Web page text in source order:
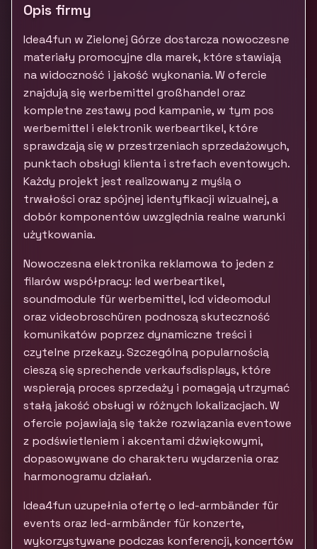
Opis firmy
Idea4fun w Zielonej Górze dostarcza nowoczesne
materiały promocyjne dla marek, które stawiają
na widoczność i jakość wykonania. W ofercie
znajdują się werbemittel großhandel oraz
kompletne zestawy pod kampanie, w tym pos
werbemittel i elektronik werbeartikel, które
sprawdzają się w przestrzeniach sprzedażowych,
punktach obsługi klienta i strefach eventowych.
Każdy projekt jest realizowany z myślą o
trwałości oraz spójnej identyfikacji wizualnej, a
dobór komponentów uwzględnia realne warunki
użytkowania.
Nowoczesna elektronika reklamowa to jeden z
filarów współpracy: led werbeartikel,
soundmodule für werbemittel, lcd videomodul
oraz videobroschüren podnoszą skuteczność
komunikatów poprzez dynamiczne treści i
czytelne przekazy. Szczególną popularnością
cieszą się sprechende verkaufsdisplays, które
wspierają proces sprzedaży i pomagają utrzymać
stałą jakość obsługi w różnych lokalizacjach. W
ofercie pojawiają się także rozwiązania eventowe
z podświetleniem i akcentami dźwiękowymi,
dopasowywane do charakteru wydarzenia oraz
harmonogramu działań.
Idea4fun uzupełnia ofertę o led-armbänder für
events oraz led-armbänder für konzerte,
wykorzystywane podczas konferencji, koncertów